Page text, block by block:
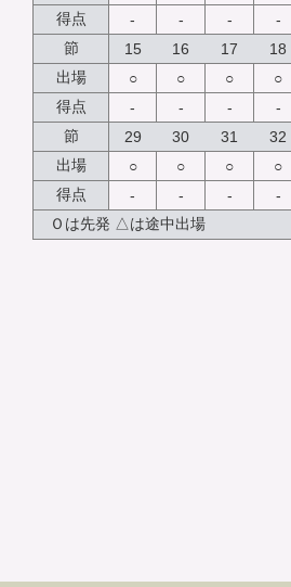
得点 - - - -
節 15 16 17 18
出場 ○ ○ ○ ○
得点 - - - -
節 29 30 31 32
出場 ○ ○ ○ ○
得点 - - - -
Ｏは先発 △は途中出場